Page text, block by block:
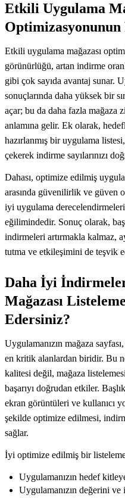
Etkili Uygulama
Optimizasyonunun
Etkili uygulama mağazası
görünürlüğü, artan indirme
gibi çok sayıda avantaj sunar.
sonuçlarında daha yüksek bir
açar; bu da daha fazla mağaza
anlamına gelir. Ek olarak,
hazırlanmış bir uygulama
çekerek indirme sayılarınızı
Dahası, optimize edilmiş
arasında güvenilirlik ve güven
iyi uygulama
eğilimindedir. Sonuç olarak,
indirmeleri artırmakla kalmaz,
tutma ve etkileşimini de teşvik
Daha İyi
Mağazası
Edersiniz?
Uygulamanızın mağaza
en kritik alanlardan biridir. Bu
kalitesi değil, mağaza
başarıyı doğrudan etkiler.
ekran görüntüleri ve kullanıcı
şekilde optimize edilmesi,
sağlar.
İyi optimize edilmiş bir
Uygulamanızın hedef
Uygulamanızın değerini ve